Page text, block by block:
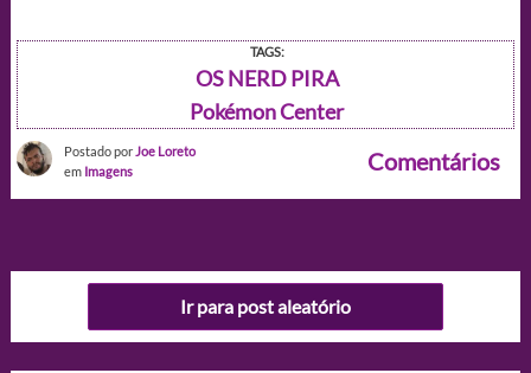
TAGS:
OS NERD PIRA
Pokémon Center
Postado por Joe Loreto
em Imagens Comentários
Ir para post aleatório